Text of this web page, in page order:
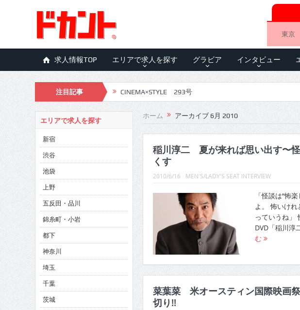
東京
求人情報TOP エリアで求人を探す グラビア インタビュー
注目記事 CINEMA×STYLE 293号
CINEMA×STYLE 292号
CINEMA×STYLE 291号
CINEMA×STYLE 290号
CINEMA×STYLE 289号
CINEMA×STYLE 288号
CINEMA×STYLE 287号
CINEMA×STYLE 286号
CINEMA×STYLE 285号
CINEMA×STYLE 294号
ホーム アーカイブ 6月 2010
稲川淳二 夏が来れば思い出す〜
くす
2010/6/16 MEN'S/LADY'S SEAT INTERVIEW
「怪談は“怖
よ。 怖いけ
っていうね」
DVD「稲川淳
む
菜葉菜 米オースティン国際映画
切り!!
エリアで求人を探す
新宿
渋谷
池袋
上野
五反田・品川
錦糸町・小岩
都下
神奈川
埼玉
千葉
茨城